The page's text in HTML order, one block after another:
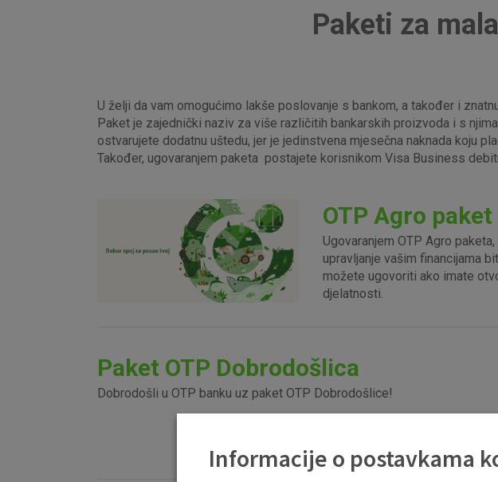
Paketi za
U želji da vam omogućimo lakše poslovanje s bankom, a također i
Paket je zajednički naziv za više različitih bankarskih proizvoda i s
ostvarujete dodatnu uštedu, jer je jedinstvena mjesečna naknada koju
Također, ugovaranjem paketa postajete korisnikom Visa Business
OTP Agro paket
Ugovaranjem OTP Agro
upravljanje vašim financijama
možete ugovoriti ako imate
djelatnosti.
Paket OTP Dobrodošlica
Dobrodošli u OTP banku uz paket OTP Dobrodošlice!
Informacije o postavkama